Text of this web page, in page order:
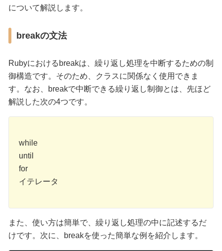
について解説します。
breakの文法
Rubyにおけるbreakは、繰り返し処理を中断するための制
御構造です。そのため、クラスに関係なく使用できま
す。なお、breakで中断できる繰り返し制御とは、先ほど
解説した次の4つです。
while
until
for
イテレータ
また、使い方は簡単で、繰り返し処理の中に記述するだ
けです。次に、breakを使った簡単な例を紹介します。